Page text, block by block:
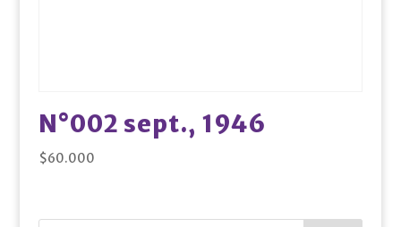
N°002 sept., 1946
$60.000